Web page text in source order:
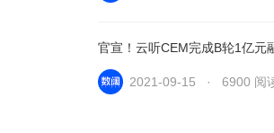
官宣！云听CEM完成B轮1亿元
2021-09-15 · 6900 阅